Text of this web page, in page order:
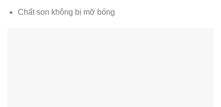
Chất son không bị mỡ bóng